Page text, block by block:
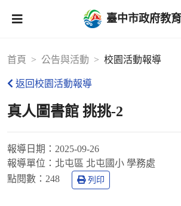
臺中市政府教
首頁 公告與活動 校園活動報導
返回校園活動報導
真人圖書館 挑挑-2
報導日期： 2025-09-26
報導單位： 北屯區 北屯國小 學務處
點閱數： 248 列印